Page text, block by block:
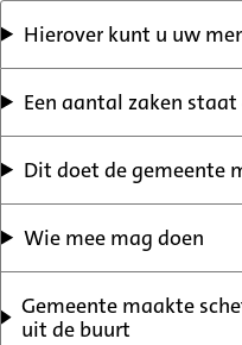
Hierover kunt u uw
Een aantal zaken
Dit doet de gemeente
Wie mee mag doen
Gemeente maakte
uit de buurt